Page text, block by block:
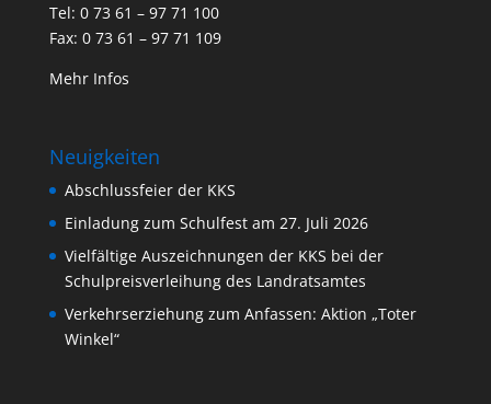
Tel: 0 73 61 – 97 71 100
Fax: 0 73 61 – 97 71 109
Mehr Infos
Neuigkeiten
Abschlussfeier der KKS
Einladung zum Schulfest am 27. Juli 2026
Vielfältige Auszeichnungen der KKS bei der
Schulpreisverleihung des Landratsamtes
Verkehrserziehung zum Anfassen: Aktion „Toter
Winkel“